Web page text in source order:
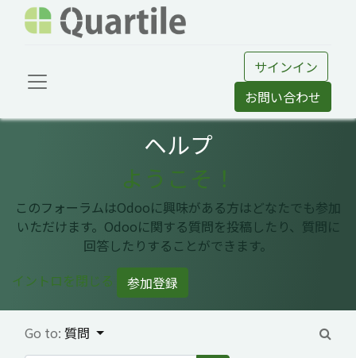
サインイン
お問い合わせ
ヘルプ
ようこそ！
このフォーラムはOdooに興味がある方はどなたでも参加
いただけます。Odooに関する質問を投稿したり、質問に
回答したりすることができます。
イントロを閉じる
参加登録
Go to: 質問